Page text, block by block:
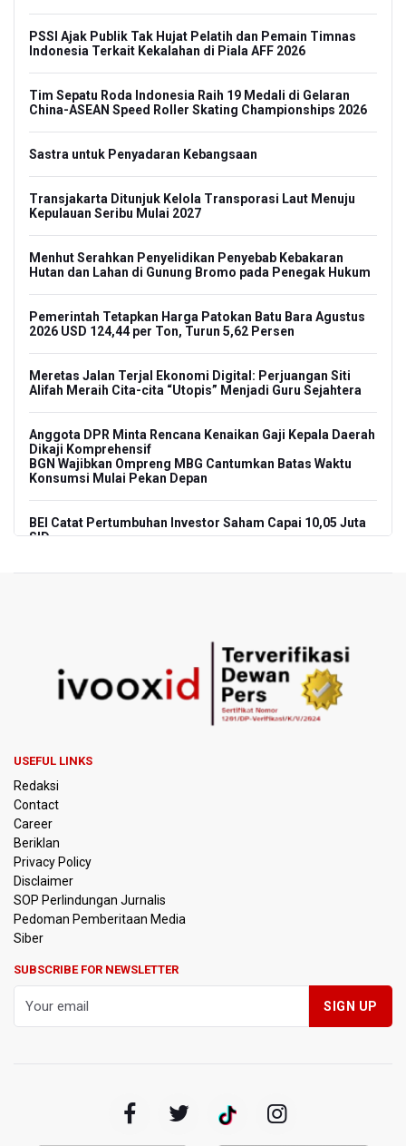
PSSI Ajak Publik Tak Hujat Pelatih dan Pemain Timnas
Indonesia Terkait Kekalahan di Piala AFF 2026
Tim Sepatu Roda Indonesia Raih 19 Medali di Gelaran
China-ASEAN Speed Roller Skating Championships 2026
Sastra untuk Penyadaran Kebangsaan
Transjakarta Ditunjuk Kelola Transporasi Laut Menuju
Kepulauan Seribu Mulai 2027
Menhut Serahkan Penyelidikan Penyebab Kebakaran
Hutan dan Lahan di Gunung Bromo pada Penegak Hukum
Pemerintah Tetapkan Harga Patokan Batu Bara Agustus
2026 USD 124,44 per Ton, Turun 5,62 Persen
Meretas Jalan Terjal Ekonomi Digital: Perjuangan Siti
Alifah Meraih Cita-cita “Utopis” Menjadi Guru Sejahtera
Anggota DPR Minta Rencana Kenaikan Gaji Kepala Daerah
Dikaji Komprehensif
BGN Wajibkan Ompreng MBG Cantumkan Batas Waktu
Konsumsi Mulai Pekan Depan
BEI Catat Pertumbuhan Investor Saham Capai 10,05 Juta
SID
Kemkomdigi Targetkan Reaktivasi IGRS Rampung 2026
TNI Gelar Latihan Kesiapsiagaan Penanggulangan
Bencana Gempa Bumi dan Tsunami di Bali
Polisi saat Razia Knalpot Brong
BPS Sebut Sensus Ekonomi 2026 untuk Perbarui Data
Insiden Penembakan Terjadi di Festival Budaya Lembah
Baliem di Papua Pegunungan, Dua Warga Terluka
Kebakaran Hutan dan Lahan Terjadi di Sejumlah Wilayah
di Sumatra, Kalimantan, dan Pulau Jawa
Pemadaman
SEA V Cup 2026: Timnas Voli Putri Indonesia Kalah 0-3
USEFUL LINKS
Redaksi
Contact
Career
Beriklan
Privacy Policy
Disclaimer
SOP Perlindungan Jurnalis
Pedoman Pemberitaan Media
Siber
SUBSCRIBE FOR NEWSLETTER